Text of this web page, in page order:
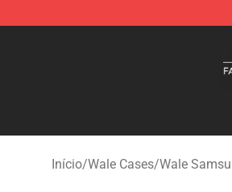
Início/Wale Cases/Wale